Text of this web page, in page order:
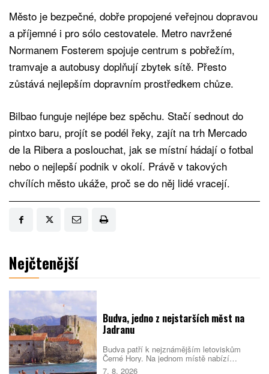
Město je bezpečné, dobře propojené veřejnou dopravou
a příjemné i pro sólo cestovatele. Metro navržené
Normanem Fosterem spojuje centrum s pobřežím,
tramvaje a autobusy doplňují zbytek sítě. Přesto
zůstává nejlepším dopravním prostředkem chůze.
Bilbao funguje nejlépe bez spěchu. Stačí sednout do
pintxo baru, projít se podél řeky, zajít na trh Mercado
de la Ribera a poslouchat, jak se místní hádají o fotbal
nebo o nejlepší podnik v okolí. Právě v takových
chvílích město ukáže, proč se do něj lidé vracejí.
Nejčtenější
Budva, jedno z nejstarších měst na
Jadranu
Budva patří k nejznámějším letoviskům
Černé Hory. Na jednom místě nabízí
opevněné staré město, dlouhé městské
7. 8. 2026